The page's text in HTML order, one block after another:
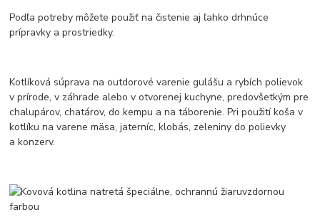
Podľa potreby môžete použiť na čistenie aj ľahko drhnúce
prípravky a prostriedky.
Kotlíková súprava na outdorové varenie gulášu a rybích polievok
v prírode, v záhrade alebo v otvorenej kuchyne, predovšetkým pre
chalupárov, chatárov, do kempu a na táborenie. Pri použití koša v
kotlíku na varene mäsa, jaterníc, klobás, zeleniny do polievky
a konzerv.